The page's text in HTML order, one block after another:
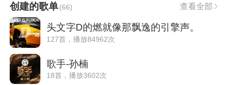
创建的歌单(66) 查看全部
头文字D的燃就像那飘逸的引擎声。
127首，播放84962次
歌手-孙楠
18首，播放3602次